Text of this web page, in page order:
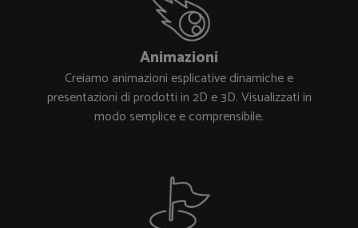
Animazioni
Creiamo animazioni esplicative dinamiche e
presentazioni di prodotti in 2D e 3D. Visualizzati in
modo semplice e comprensibile.